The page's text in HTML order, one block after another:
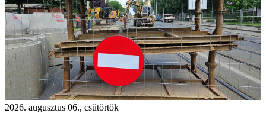
2026. augusztus 06., csütörtök